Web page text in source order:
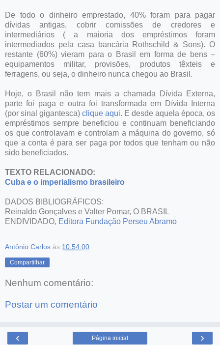
De todo o dinheiro emprestado, 40% foram para pagar
dívidas antigas, cobrir comissões de credores e
intermediários ( a maioria dos empréstimos foram
intermediados pela casa bancária Rothschild & Sons). O
restante (60%) vieram para o Brasil em forma de bens –
equipamentos militar, provisões, produtos têxteis e
ferragens, ou seja, o dinheiro nunca chegou ao Brasil.
Hoje, o Brasil não tem mais a chamada Dívida Externa,
parte foi paga e outra foi transformada em Dívida Interna
(por sinal gigantesca) clique aqui. E desde aquela época, os
empréstimos sempre beneficiou e continuam beneficiando
os que controlavam e controlam a máquina do governo, só
que a conta é para ser paga por todos que tenham ou não
sido beneficiados.
TEXTO RELACIONADO:
Cuba e o imperialismo brasileiro
DADOS BIBLIOGRÁFICOS:
Reinaldo Gonçalves e Valter Pomar, O BRASIL
ENDIVIDADO, Editora Fundação Perseu Abramo
Antônio Carlos às 10:54:00
Compartilhar
Nenhum comentário:
Postar um comentário
‹ ›
Página inicial